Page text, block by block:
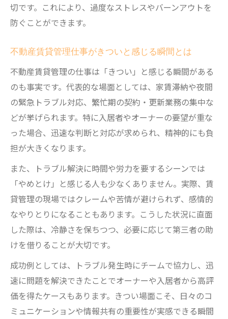
切です。これにより、過度なストレスやバーンアウトを
防ぐことができます。
不動産賃貸管理仕事がきついと感じる瞬間とは
不動産賃貸管理の仕事は「きつい」と感じる瞬間がある
のも事実です。代表的な場面としては、家賃滞納や夜間
の緊急トラブル対応、繁忙期の契約・更新業務の集中な
どが挙げられます。特に入居者やオーナーの要望が重な
った場合、迅速な判断と対応が求められ、精神的にも負
担が大きくなります。
また、トラブル解決に時間や労力を要するシーンでは
「やめとけ」と感じる人も少なくありません。実際、賃
貸管理の現場ではクレームや苦情が避けられず、感情的
なやりとりになることもあります。こうした状況に直面
した際は、冷静さを保ちつつ、必要に応じて第三者の助
けを借りることが大切です。
成功例としては、トラブル発生時にチームで協力し、迅
速に問題を解決できたことでオーナーや入居者から高評
価を得たケースもあります。きつい場面こそ、日々のコ
ミュニケーションや情報共有の重要性が実感できる瞬間